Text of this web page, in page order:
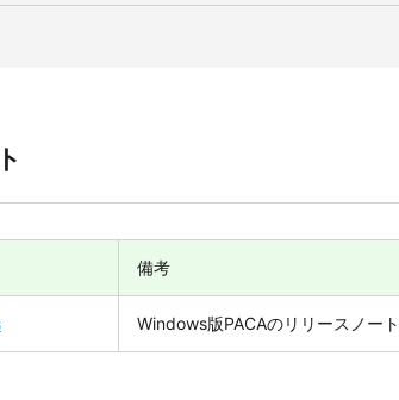
備考
Windows版PACAのリリースノート